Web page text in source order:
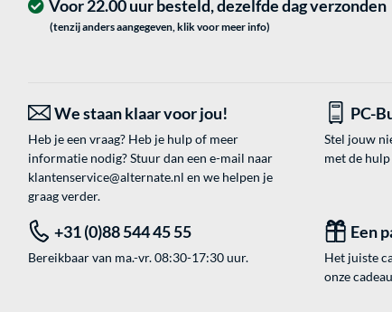
Voor 22.00 uur besteld, dezelfde dag verzonden
(tenzij anders aangegeven, klik voor meer info)
We staan klaar voor jou!
Heb je een vraag? Heb je hulp of meer
informatie nodig? Stuur dan een e-mail naar
klantenservice@alternate.nl en we helpen je
graag verder.
PC-
Stel jouw
met de
+31 (0)88 544 45 55
Bereikbaar van ma.-vr. 08:30-17:30 uur.
Een
Het juiste
onze